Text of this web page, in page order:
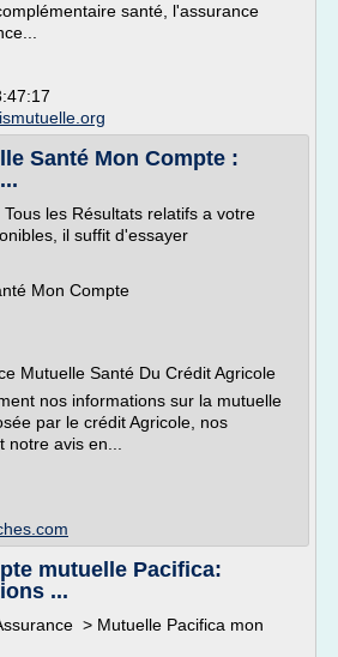
santé, l'assurance
Santé Mon Compte :
les Résultats relatifs a votre
il suffit d'essayer
Mon Compte
Mutuelle Santé Du Crédit Agricole
nos informations sur la mutuelle
par le crédit Agricole, nos
avis en...
mutuelle Pacifica:
...
> Mutuelle Pacifica mon